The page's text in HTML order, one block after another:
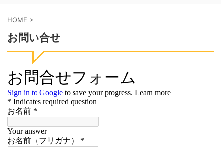
HOME >
お問い合せ